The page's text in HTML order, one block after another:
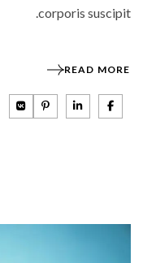
corporis suscipit.
READ MORE